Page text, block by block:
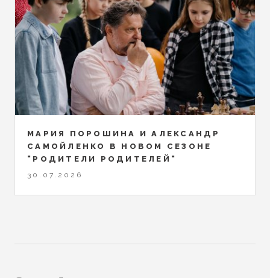
МАРИЯ ПОРОШИНА И АЛЕКСАНДР
САМОЙЛЕНКО В НОВОМ СЕЗОНЕ
"РОДИТЕЛИ РОДИТЕЛЕЙ"
30.07.2026